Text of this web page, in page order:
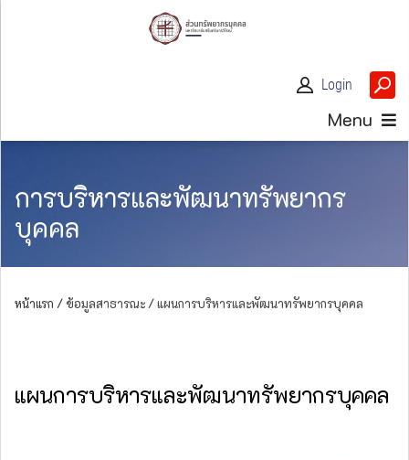
Login
Menu
การบริหารและพัฒนาทรัพยากร
บุคคล
หน้าแรก / ข้อมูลสาธารณะ / แผนการบริหารและพัฒนาทรัพยากรบุคคล
แผนการบริหารและพัฒนาทรัพยากรบุคคล